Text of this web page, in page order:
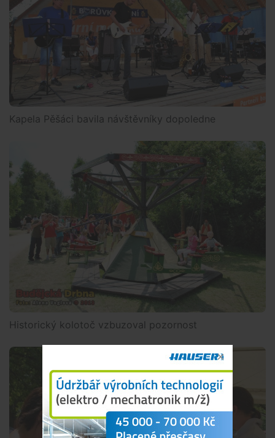
Kapela Pěšáci bavila návštěvníky dopoledne
Historický kolotoč vzbuzoval pozornost